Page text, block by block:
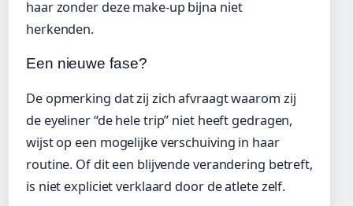
haar zonder deze make-up bijna niet
herkenden.
Een nieuwe fase?
De opmerking dat zij zich afvraagt waarom zij
de eyeliner “de hele trip” niet heeft gedragen,
wijst op een mogelijke verschuiving in haar
routine. Of dit een blijvende verandering betreft,
is niet expliciet verklaard door de atlete zelf.